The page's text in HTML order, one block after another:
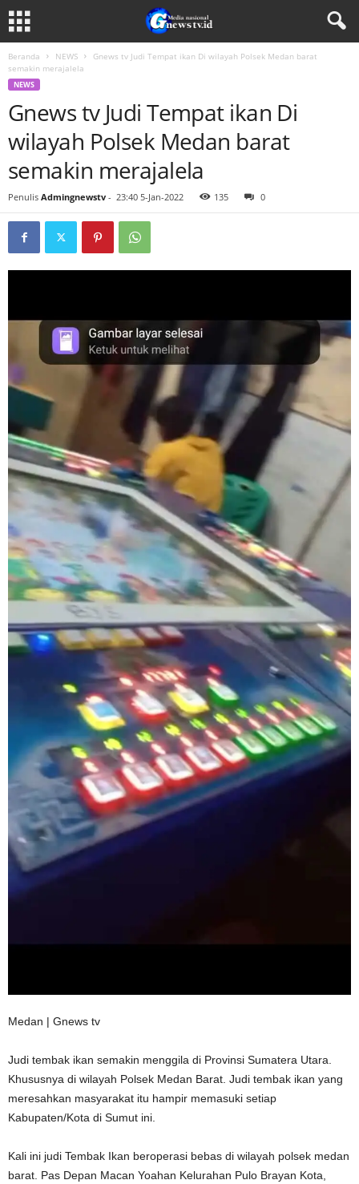
Beranda NEWS
Gnews tv Judi Tempat ikan Di wilayah Polsek Medan barat
semakin merajalela
NEWS
Gnews tv Judi Tempat ikan Di
wilayah Polsek Medan barat
semakin merajalela
Penulis Admingnewstv - 23:40 5-Jan-2022 135 0
Medan | Gnews tv
Judi tembak ikan semakin menggila di Provinsi Sumatera Utara.
Khususnya di wilayah Polsek Medan Barat. Judi tembak ikan yang
meresahkan masyarakat itu hampir memasuki setiap
Kabupaten/Kota di Sumut ini.
Kali ini judi Tembak Ikan beroperasi bebas di wilayah polsek medan
barat. Pas Depan Macan Yoahan Kelurahan Pulo Brayan Kota,